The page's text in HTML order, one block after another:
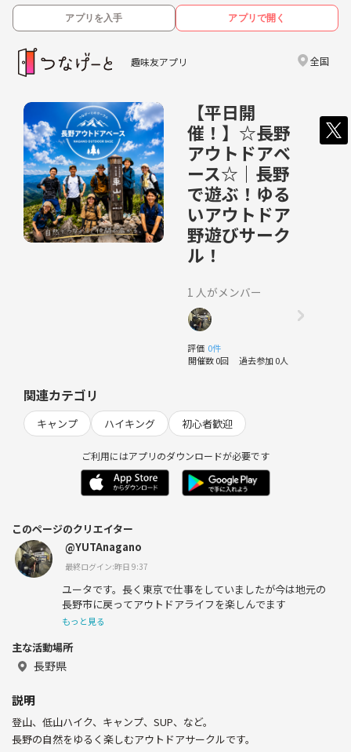
アプリを入手 アプリで開く
趣味友アプリ 全国
【平日開
催！】☆長野
アウトドアベ
ース☆｜長野
で遊ぶ！ゆる
いアウトドア
野遊びサーク
ル！
1 人がメンバー
評価 0件
開催数 0回 過去参加 0人
関連カテゴリ
キャンプ ハイキング 初心者歓迎
ご利用にはアプリのダウンロードが必要です
このページのクリエイター
@YUTAnagano
最終ログイン:昨日 9:37
ユータです。長く東京で仕事をしていましたが今は地元の
長野市に戻ってアウトドアライフを楽しんでます
もっと見る
主な活動場所
長野県
説明
登山、低山ハイク、キャンプ、SUP、など。
長野の自然をゆるく楽しむアウトドアサークルです。